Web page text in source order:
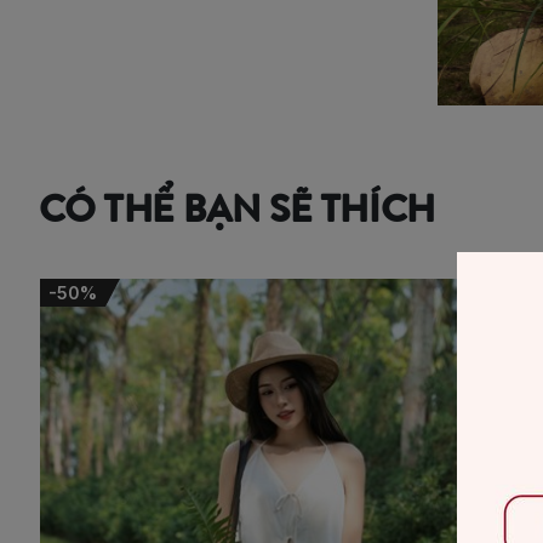
CÓ THỂ BẠN SẼ THÍCH
-50%